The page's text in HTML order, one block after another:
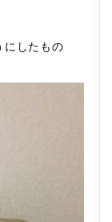
にしたもの